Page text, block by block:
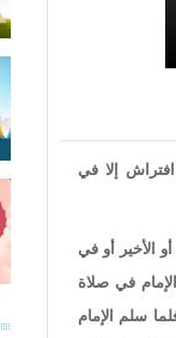
إلا في
الأخير أو في
في صلاة
سلم الإمام